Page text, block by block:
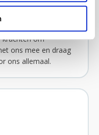
voor de
niet de middelen
krachten om
ons mee en draag
ons allemaal.